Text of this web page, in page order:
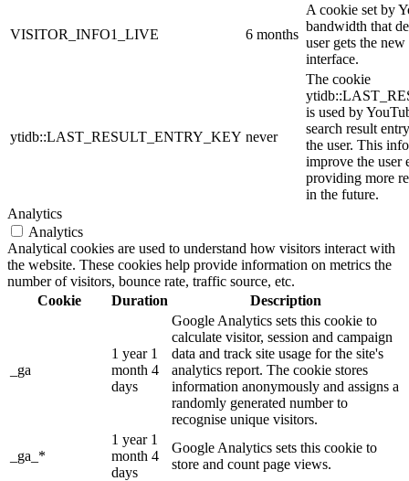
VISITOR_INFO1_LIVE 6 months
A cookie set by
bandwidth that
user gets the
interface.
ytidb::LAST_RESULT_ENTRY_KEY never
The cookie
is used by
search result
the user. This
improve the user
providing more
in the future.
Analytics
Analytics
Analytical cookies are used to understand how visitors interact with
the website. These cookies help provide information on metrics the
number of visitors, bounce rate, traffic source, etc.
Cookie
Duration Description
_ga
1 year 1
month 4
days
Google Analytics sets this cookie to
calculate visitor, session and campaign
data and track site usage for the site's
analytics report. The cookie stores
information anonymously and assigns a
randomly generated number to
recognise unique visitors.
_ga_*
1 year 1
month 4
days
Google Analytics sets this cookie to
store and count page views.